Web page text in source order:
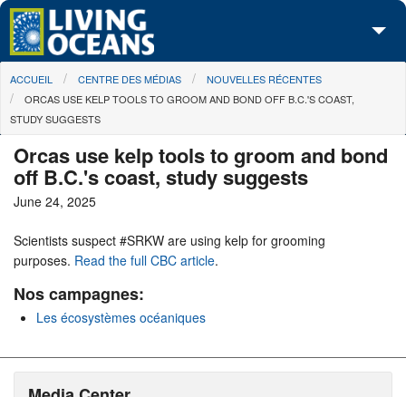
Skip to main content
À propos de nous
Nos campagnes
Centre des Médias
Les Cartes
Passez à l'action
You are here
ACCUEIL CENTRE DES MÉDIAS
NOUVELLES RÉCENTES
ORCAS USE KELP TOOLS TO GROOM AND BOND OFF B.C.'S COAST,
STUDY SUGGESTS
Orcas use kelp tools to groom and bond
off B.C.'s coast, study suggests
June 24, 2025
Scientists suspect #SRKW are using kelp for grooming
purposes. Read the full CBC article.
Nos campagnes:
Les écosystèmes océaniques